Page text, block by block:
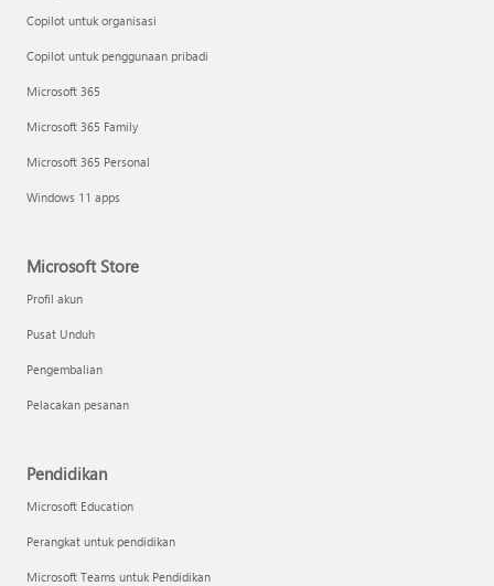
Copilot untuk organisasi
Copilot untuk penggunaan pribadi
Microsoft 365
Microsoft 365 Family
Microsoft 365 Personal
Windows 11 apps
Microsoft Store
Profil akun
Pusat Unduh
Pengembalian
Pelacakan pesanan
Pendidikan
Microsoft Education
Perangkat untuk pendidikan
Microsoft Teams untuk Pendidikan